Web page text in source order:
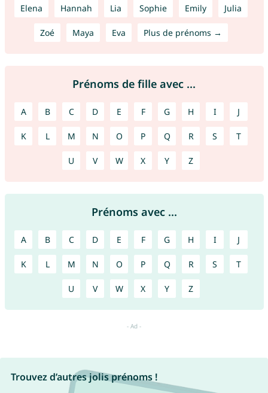
Elena Hannah Lia Sophie Emily Julia
Zoé Maya Eva Plus de prénoms →
Prénoms de fille avec ...
A B C D E F G H I J
K L M N O P Q R S T
U V W X Y Z
Prénoms avec ...
A B C D E F G H I J
K L M N O P Q R S T
U V W X Y Z
Trouvez d’autres jolis prénoms !